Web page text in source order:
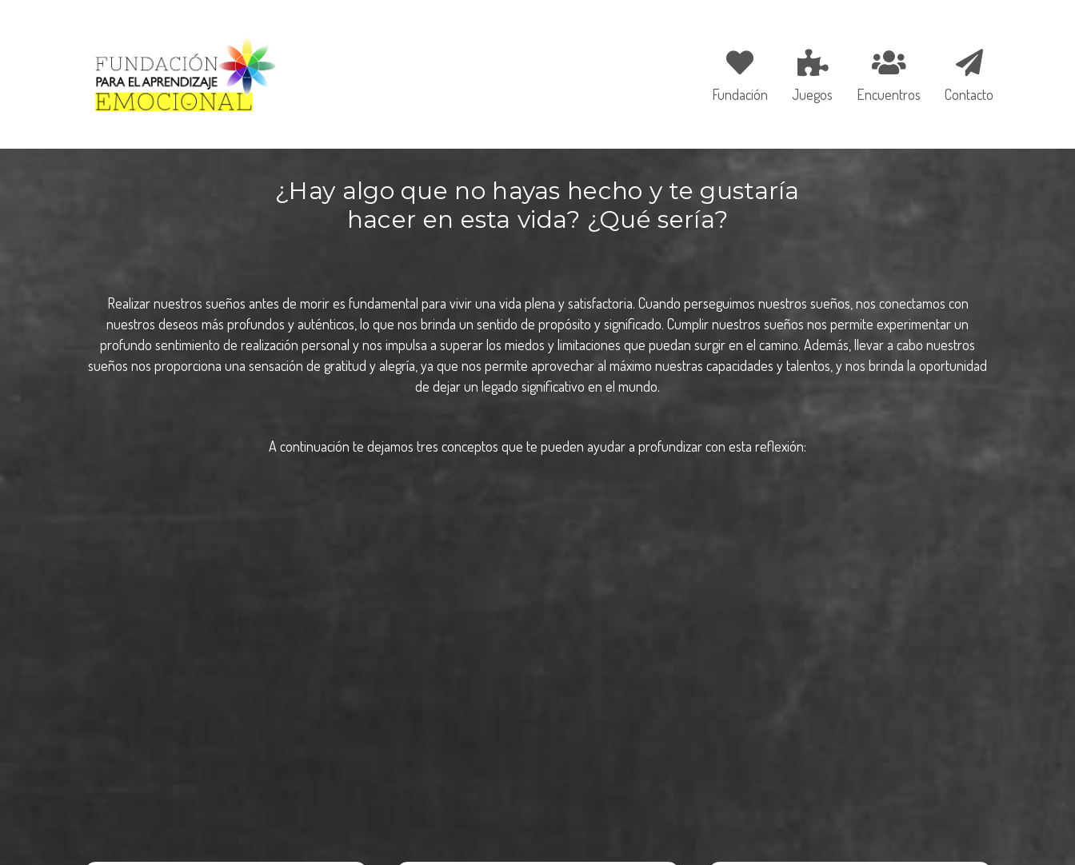
Fundación Juegos Encuentros Contacto
¿Hay algo que no hayas hecho y te gustaría
hacer en esta vida? ¿Qué sería?
Realizar nuestros sueños antes de morir es fundamental para vivir una vida plena y satisfactoria. Cuando perseguimos nuestros sueños, nos conectamos con
nuestros deseos más profundos y auténticos, lo que nos brinda un sentido de propósito y significado. Cumplir nuestros sueños nos permite experimentar un
profundo sentimiento de realización personal y nos impulsa a superar los miedos y limitaciones que puedan surgir en el camino. Además, llevar a cabo nuestros
sueños nos proporciona una sensación de gratitud y alegría, ya que nos permite aprovechar al máximo nuestras capacidades y talentos, y nos brinda la oportunidad
de dejar un legado significativo en el mundo.
A continuación te dejamos tres conceptos que te pueden ayudar a profundizar con esta reflexión: